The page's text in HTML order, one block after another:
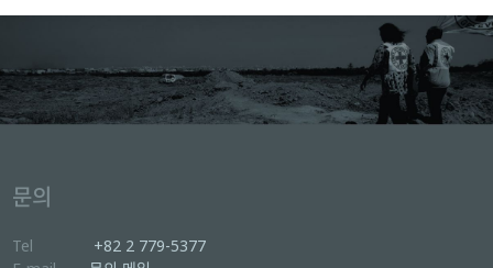
문의
Tel
+82 2 779-5377